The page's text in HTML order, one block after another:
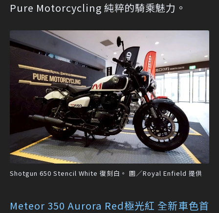
Pure Motorcycling 純粹的騎乘魅力。
Shotgun 650 Stencil White 復刻白。 圖／Royal Enfield 提供
Meteor 350 Aurora Red極光紅 全新車色首